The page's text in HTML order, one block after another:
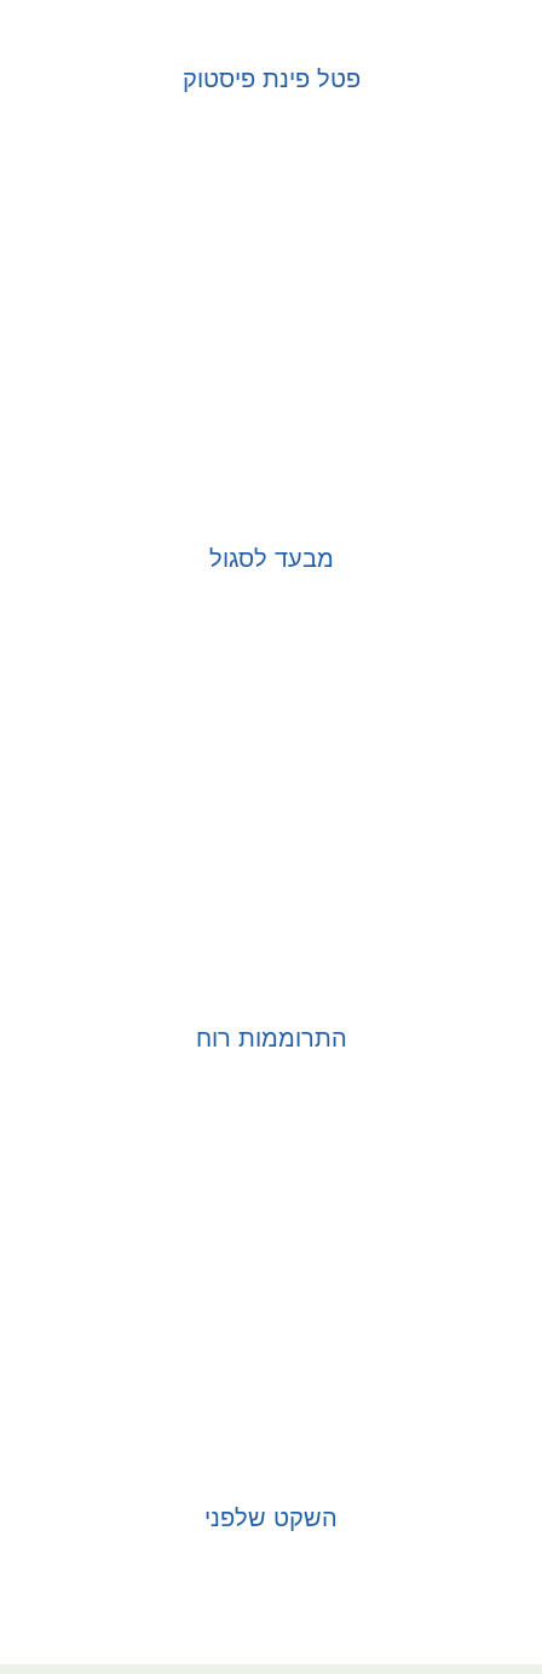
פטל פינת פיסטוק
מבעד לסגול
התרוממות רוח
השקט שלפני